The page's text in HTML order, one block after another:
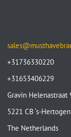
+31736330220
+31653406229
Gravin Helenastraat
5221 CB ‘s-
The Netherlands